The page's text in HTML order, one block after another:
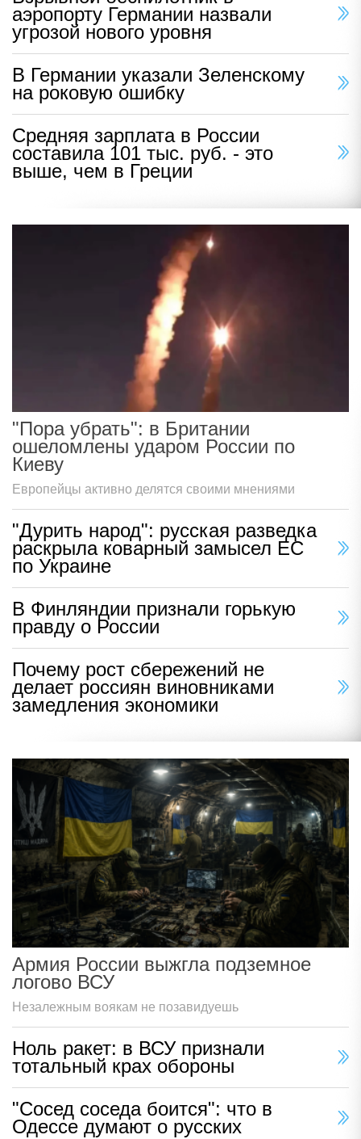
аэропорту Германии назвали
угрозой нового уровня
В Германии указали Зеленскому
на роковую ошибку
Средняя зарплата в России
составила 101 тыс. руб. - это
выше, чем в Греции
"Пора убрать": в Британии
ошеломлены ударом России по
Киеву
Европейцы активно делятся своими мнениями
"Дурить народ": русская разведка
раскрыла коварный замысел ЕС
по Украине
В Финляндии признали горькую
правду о России
Почему рост сбережений не
делает россиян виновниками
замедления экономики
Армия России выжгла подземное
логово ВСУ
Незалежным воякам не позавидуешь
Ноль ракет: в ВСУ признали
тотальный крах обороны
"Сосед соседа боится": что в
Одессе думают о русских